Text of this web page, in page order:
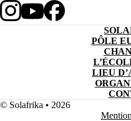
PÔLE
LIEU
© Solafrika • 2026